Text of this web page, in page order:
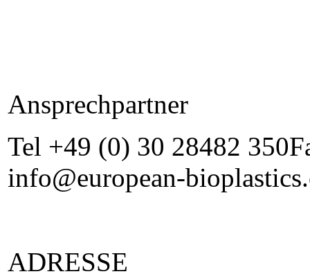
Ansprechpartner
Tel +49 (0) 30 28482
info@european-
ADRESSE